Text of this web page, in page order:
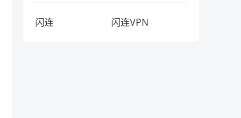
闪连 闪连VPN